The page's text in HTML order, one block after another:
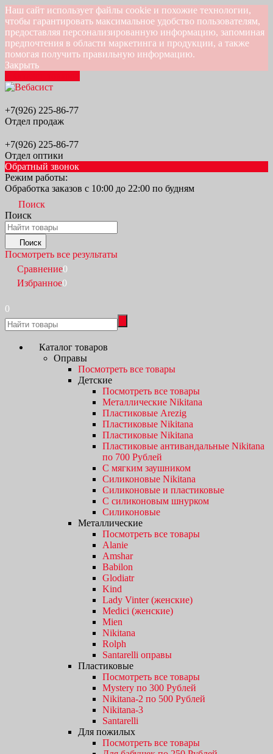
Наш сайт использует файлы cookie и похожие технологии,
чтобы гарантировать максимальное удобство пользователям,
предоставляя персонализированную информацию, запоминая
предпочтения в области маркетинга и продукции, а также
помогая получить правильную информацию.
Закрыть
+7(926) 225-86-77
Отдел продаж
+7(926) 225-86-77
Отдел оптики
Обратный звонок
Режим работы:
Обработка заказов с 10:00 до 22:00 по будням
Поиск
Поиск
Поиск
Посмотреть все результаты
Сравнение0
Избранное0
0
Каталог товаров
Оправы
Посмотреть все товары
Детские
Посмотреть все товары
Металлические Nikitana
Пластиковые Arezig
Пластиковые Nikitana
Пластиковые Nikitana
Пластиковые антивандальные Nikitana
по 700 Рублей
С мягким заушником
Силиконовые Nikitana
Силиконовые и пластиковые
С силиконовым шнурком
Силиконовые
Металлические
Посмотреть все товары
Alanie
Amshar
Babilon
Glodiatr
Kind
Lady Vinter (женские)
Medici (женские)
Mien
Nikitana
Rolph
Santarelli оправы
Пластиковые
Посмотреть все товары
Mystery по 300 Рублей
Nikitana-2 по 500 Рублей
Nikitana-3
Santarelli
Для пожилых
Посмотреть все товары